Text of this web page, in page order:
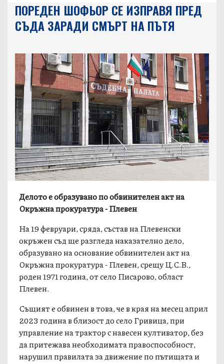
ПОРЕДЕН ШОФЬОР СЕ ИЗПРАВЯ ПРЕД
СЪДА ЗАРАДИ СМЪРТ НА ПЪТЯ
Делото е образувано по обвинителен акт на
Окръжна прокуратура - Плевен
На 19 февруари, сряда, състав на Плевенски
окръжен съд ще разгледа наказателно дело,
образувано на основание обвинителен акт на
Окръжна прокуратура - Плевен, срещу Ц.С.В.,
роден 1971 година, от село Писарово, област
Плевен.
Същият е обвинен в това, че в края на месец април
2023 година в близост до село Гривица, при
управление на трактор с навесен култиватор, без
да притежава необходимата правоспособност,
нарушил правилата за движение по пътищата и